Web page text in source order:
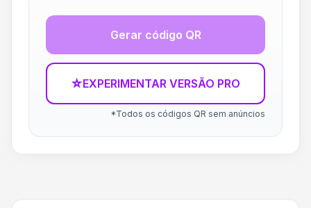
Gerar código QR
☆EXPERIMENTAR VERSÃO PRO
*Todos os códigos QR sem anúncios